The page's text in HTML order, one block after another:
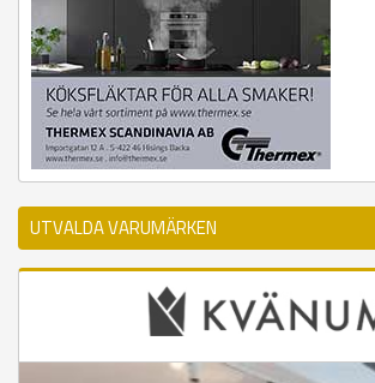
UTVALDA VARUMÄRKEN